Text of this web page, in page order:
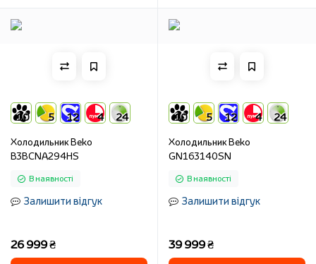
10 5 12 4 24
Холодильник Beko
B3BCNA294HS
В наявності
Залишити відгук
26 999 ₴
10 5 12 4 24
Холодильник Beko
GN163140SN
В наявності
Залишити відгук
39 999 ₴